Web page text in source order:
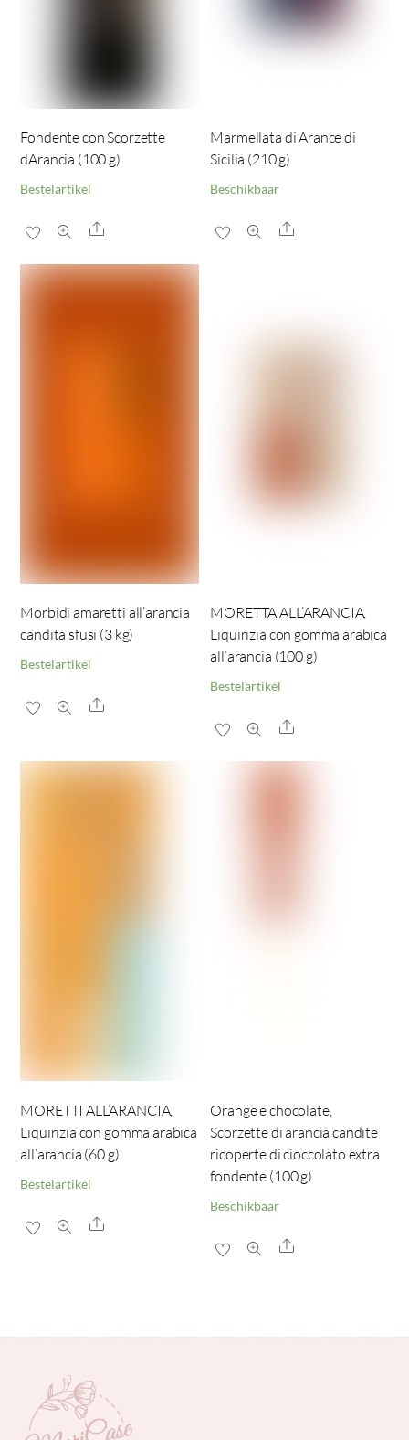
Fondente con Scorzette
dArancia (100 g)
Bestelartikel
Share
Marmellata di Arance di
Sicilia (210 g)
Beschikbaar
Share
Morbidi amaretti all’arancia
candita sfusi (3 kg)
Bestelartikel
Share
MORETTA ALL’ARANCIA,
Liquirizia con gomma arabica
all’arancia (100 g)
Bestelartikel
Share
MORETTI ALL’ARANCIA,
Liquirizia con gomma arabica
all’arancia (60 g)
Bestelartikel
Share
Orange e chocolate,
Scorzette di arancia candite
ricoperte di cioccolato extra
fondente (100 g)
Beschikbaar
Share